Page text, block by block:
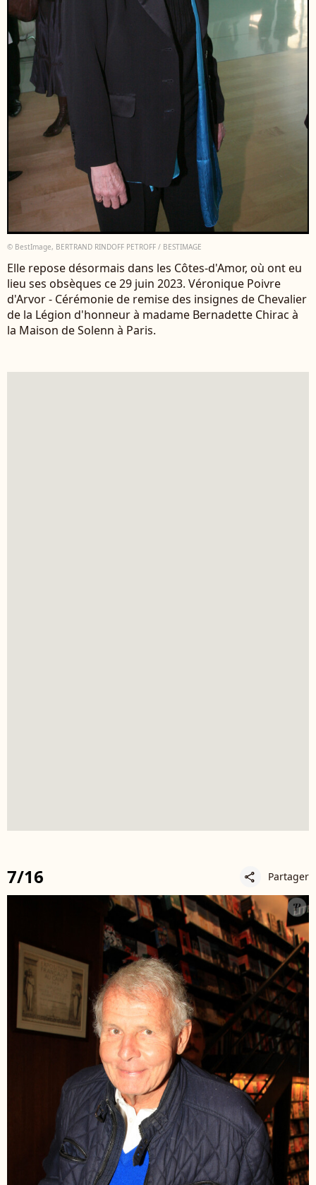
© BestImage, BERTRAND RINDOFF PETROFF / BESTIMAGE
Elle repose désormais dans les Côtes-d'Amor, où ont eu
lieu ses obsèques ce 29 juin 2023. Véronique Poivre
d'Arvor - Cérémonie de remise des insignes de Chevalier
de la Légion d'honneur à madame Bernadette Chirac à
la Maison de Solenn à Paris.
7/16 share Partager